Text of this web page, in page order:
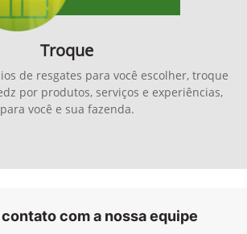
Troque
de resgates para você escolher, troque
por produtos, serviços e experiências,
para você e sua fazenda.
com a nossa equipe